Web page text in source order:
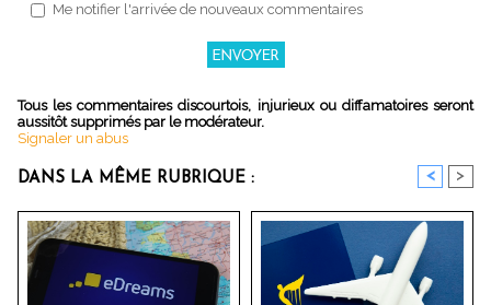
Me notifier l'arrivée de nouveaux commentaires
Tous les commentaires discourtois, injurieux ou diffamatoires seront
aussitôt supprimés par le modérateur.
Signaler un abus
DANS LA MÊME RUBRIQUE : < >